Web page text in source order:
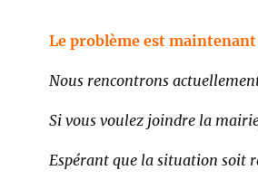
Le problème est
Nous rencontrons
Si vous voulez joindre la
Espérant que la situation soit